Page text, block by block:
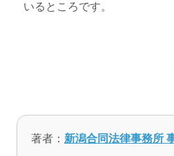
いるところです。
著者： 新潟合同法律事務所